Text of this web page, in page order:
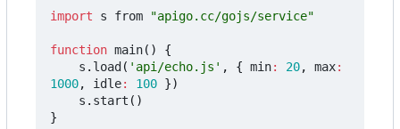
import s from "apigo.cc/gojs/service"
function main()
{
s . load ( 'api/echo.js' , { min: 20, max:
1000, idle: 100 })
s . start ()
}